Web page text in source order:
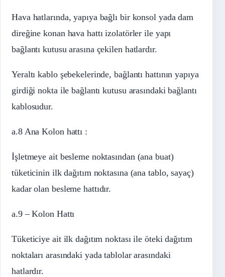
Hava hatlarında, yapıya bağlı bir konsol yada dam
direğine konan hava hattı izolatörler ile yapı
bağlantı kutusu arasına çekilen hatlardır.
Yeraltı kablo şebekelerinde, bağlantı hattının yapıya
girdiği nokta ile bağlantı kutusu arasındaki bağlantı
kablosudur.
a.8 Ana Kolon hattı :
İşletmeye ait besleme noktasından (ana buat)
tüketicinin ilk dağıtım noktasına (ana tablo, sayaç)
kadar olan besleme hattıdır.
a.9 – Kolon Hattı
Tüketiciye ait ilk dağıtım noktası ile öteki dağıtım
noktaları arasındaki yada tablolar arasındaki
hatlardır.